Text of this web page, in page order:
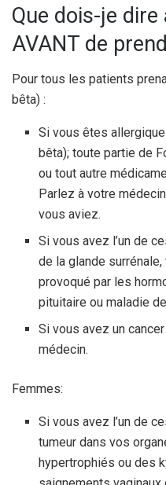
Que dois-je
AVANT de
Pour tous les patients
bêta) :
Si vous êtes
bêta); toute partie de
ou tout autre
Parlez à votre
vous aviez.
Si vous avez l’un de
de la glande
provoqué par les
pituitaire ou maladie
Si vous avez un
médecin.
Femmes:
Si vous avez l’un de
tumeur dans vos
hypertrophiés ou des